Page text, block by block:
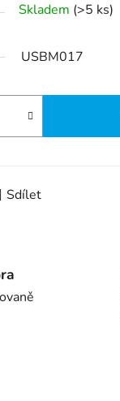
Skladem (>5 ks)
USBM017
Sdílet